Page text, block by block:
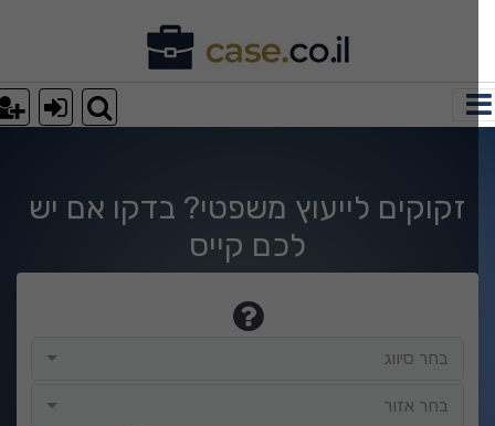
חיפוש
זקוקים לייעוץ משפטי? בדקו אם יש
לכם קייס
בחר סיווג
בחר אזור